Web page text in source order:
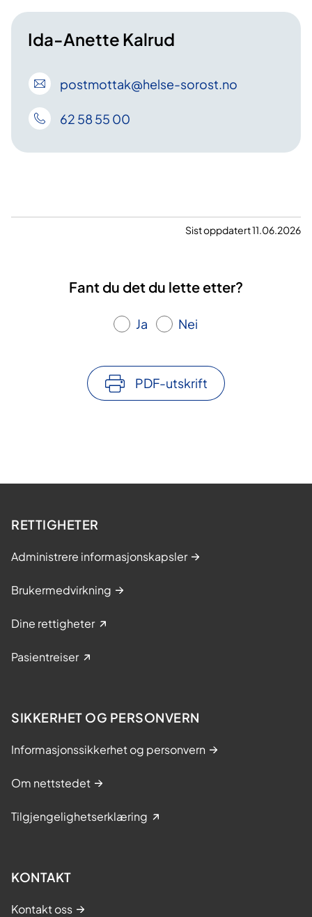
Ida-Anette Kalrud
postmottak@helse-sorost .no
62 58 55 00
Sist oppdatert 11.06.2026
Fant du det du lette etter?
Ja Nei
PDF-utskrift
RETTIGHETER
Administrere informasjonskapsler
Brukermedvirkning
Dine rettigheter
Pasientreiser
SIKKERHET OG PERSONVERN
Informasjonssikkerhet og personvern
Om nettstedet
Tilgjengelighetserklæring
KONTAKT
Kontakt oss